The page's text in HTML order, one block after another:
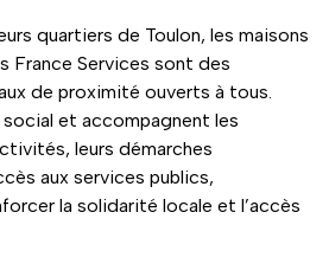
quartiers de Toulon, les maisons
France Services sont des
de proximité ouverts à tous.
et accompagnent les
leurs démarches
aux services publics,
la solidarité locale et l’accès